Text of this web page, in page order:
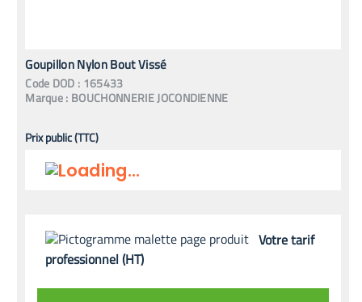
Goupillon Nylon Bout Vissé
Code DOD : 165433
Marque : BOUCHONNERIE JOCONDIENNE
Prix public (TTC)
Votre tarif
professionnel (HT)